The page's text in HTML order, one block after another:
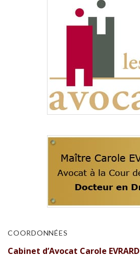
COORDONNÉES
Cabinet d’Avocat Carole EVRARD